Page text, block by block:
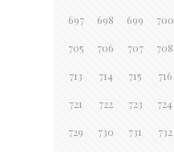
697 698 699 700
705 706 707 708
713 714 715 716
721 722 723 724
729 730 731 732